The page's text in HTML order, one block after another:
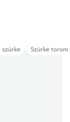
szürke Szürke